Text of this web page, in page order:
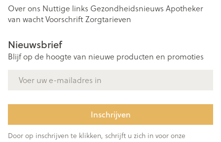
Over ons Nuttige links Gezondheidsnieuws Apotheker
van wachtVoorschriftZorgtarieven
Nieuwsbrief
Blijf op de hoogte van nieuwe producten en promoties
Inschrijven
Door op inschrijven te klikken, schrijft u zich in voor onze